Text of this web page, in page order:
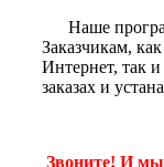
Наше
Заказчикам,
Интернет, так
заказах и
Звоните! И мы